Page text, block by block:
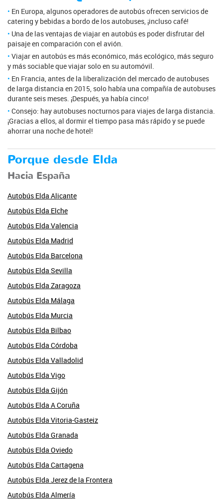
En Europa, algunos operadores de autobús ofrecen servicios de
catering y bebidas a bordo de los autobuses, ¡incluso café!
Una de las ventajas de viajar en autobús es poder disfrutar del
paisaje en comparación con el avión.
Viajar en autobús es más económico, más ecológico, más seguro
y más sociable que viajar solo en su automóvil.
En Francia, antes de la liberalización del mercado de autobuses
de larga distancia en 2015, solo había una compañía de autobuses
durante seis meses. ¡Después, ya había cinco!
Consejo: hay autobuses nocturnos para viajes de larga distancia.
¡Gracias a ellos, al dormir el tiempo pasa más rápido y se puede
ahorrar una noche de hotel!
Porque desde Elda
Hacia España
Autobús Elda Alicante
Autobús Elda Elche
Autobús Elda Valencia
Autobús Elda Madrid
Autobús Elda Barcelona
Autobús Elda Sevilla
Autobús Elda Zaragoza
Autobús Elda Málaga
Autobús Elda Murcia
Autobús Elda Bilbao
Autobús Elda Córdoba
Autobús Elda Valladolid
Autobús Elda Vigo
Autobús Elda Gijón
Autobús Elda A Coruña
Autobús Elda Vitoria-Gasteiz
Autobús Elda Granada
Autobús Elda Oviedo
Autobús Elda Cartagena
Autobús Elda Jerez de la Frontera
Autobús Elda Almería